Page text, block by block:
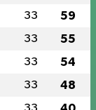
33 59
33 55
33 54
33 48